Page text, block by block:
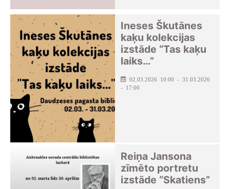
Ineses Škutānes
kaķu kolekcijas
izstāde “Tas kaķu
laiks…”
02.03.2026 10:00 - 31.03.2026
- 17:00
Reiņa Jansona
zīmēto portretu
izstāde “Skatiens”